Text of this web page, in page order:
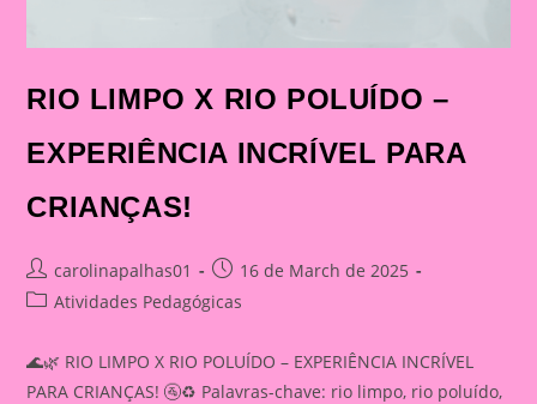
RIO LIMPO X RIO POLUÍDO –
EXPERIÊNCIA INCRÍVEL PARA
CRIANÇAS!
Post
author:
carolinapalhas01
Post
published:
16 de March de 2025
PostAtividades Pedagógicas
🌊🌿 RIO LIMPO X RIO POLUÍDO – EXPERIÊNCIA INCRÍVEL
PARA CRIANÇAS! 🚰♻️ Palavras-chave: rio limpo, rio poluído,